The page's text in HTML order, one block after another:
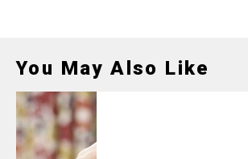
You May Also Like